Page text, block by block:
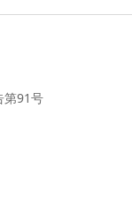
第91号